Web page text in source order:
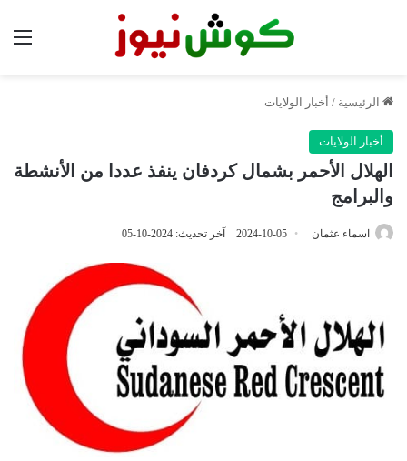
الرئيسية / أخبار الولايات
أخبار الولايات
الهلال الأحمر بشمال كردفان ينفذ عددا من الأنشطة
والبرامج
اسماء عثمان 2024-10-05 آخر تحديث: 2024-10-05